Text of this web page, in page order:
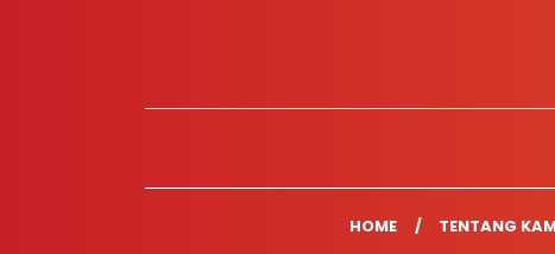
HOME TENTANG